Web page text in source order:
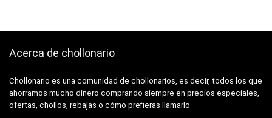
Acerca de chollonario
Chollonario es una comunidad de chollonarios, es decir, todos los que
ahorramos mucho dinero comprando siempre en precios especiales,
ofertas, chollos, rebajas o cómo prefieras llamarlo